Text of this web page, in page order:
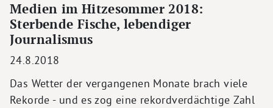
Medien im Hitzesommer 2018:
Sterbende Fische, lebendiger
Journalismus
24.8.2018
Das Wetter der vergangenen Monate brach viele
Rekorde - und es zog eine rekordverdächtige Zahl